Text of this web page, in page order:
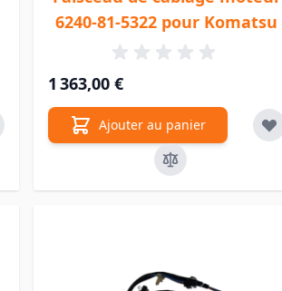
6240-81-5322 pour Komatsu
1 363,00 €
Ajouter au panier